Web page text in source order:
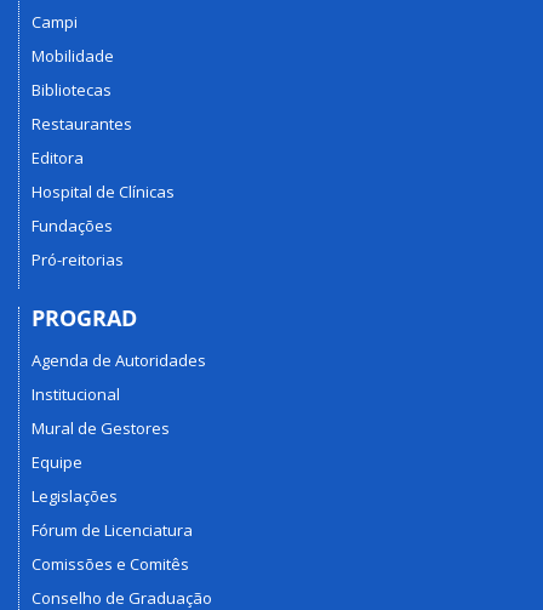
Campi
Mobilidade
Bibliotecas
Restaurantes
Editora
Hospital de Clínicas
Fundações
Pró-reitorias
PROGRAD
Agenda de Autoridades
Institucional
Mural de Gestores
Equipe
Legislações
Fórum de Licenciatura
Comissões e Comitês
Conselho de Graduação